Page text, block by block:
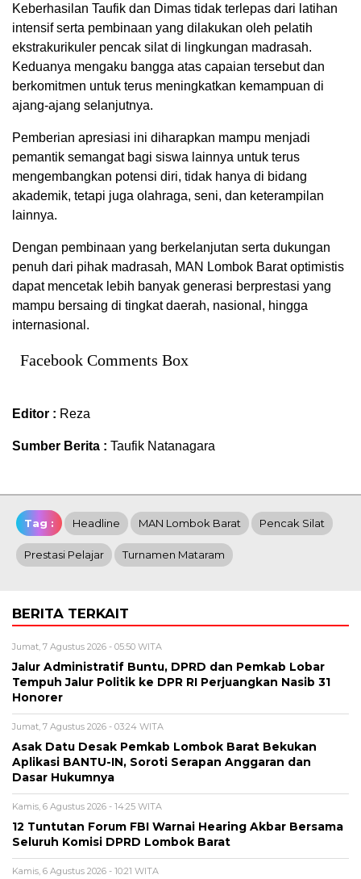
Keberhasilan Taufik dan Dimas tidak terlepas dari latihan
intensif serta pembinaan yang dilakukan oleh pelatih
ekstrakurikuler pencak silat di lingkungan madrasah.
Keduanya mengaku bangga atas capaian tersebut dan
berkomitmen untuk terus meningkatkan kemampuan di
ajang-ajang selanjutnya.
Pemberian apresiasi ini diharapkan mampu menjadi
pemantik semangat bagi siswa lainnya untuk terus
mengembangkan potensi diri, tidak hanya di bidang
akademik, tetapi juga olahraga, seni, dan keterampilan
lainnya.
Dengan pembinaan yang berkelanjutan serta dukungan
penuh dari pihak madrasah, MAN Lombok Barat optimistis
dapat mencetak lebih banyak generasi berprestasi yang
mampu bersaing di tingkat daerah, nasional, hingga
internasional.
Facebook Comments Box
Editor : Reza
Sumber Berita : Taufik Natanagara
Tag : Headline MAN Lombok Barat Pencak Silat
Prestasi Pelajar Turnamen Mataram
BERITA TERKAIT
Jumat, 7 Agustus 2026 - 05:50 WITA
Jalur Administratif Buntu, DPRD dan Pemkab Lobar
Tempuh Jalur Politik ke DPR RI Perjuangkan Nasib 31
Honorer
Jumat, 7 Agustus 2026 - 03:24 WITA
Asak Datu Desak Pemkab Lombok Barat Bekukan
Aplikasi BANTU-IN, Soroti Serapan Anggaran dan
Dasar Hukumnya
Kamis, 6 Agustus 2026 - 14:25 WITA
12 Tuntutan Forum FBI Warnai Hearing Akbar Bersama
Seluruh Komisi DPRD Lombok Barat
Kamis, 6 Agustus 2026 - 10:21 WITA